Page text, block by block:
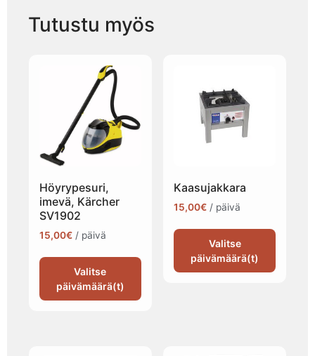
Tutustu myös
Höyrypesuri,
imevä, Kärcher
SV1902
15,00€ / päivä
Valitse
päivämäärä(t)
Kaasujakkara
15,00€ / päivä
Valitse
päivämäärä(t)